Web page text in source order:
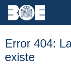
Error 404:
existe